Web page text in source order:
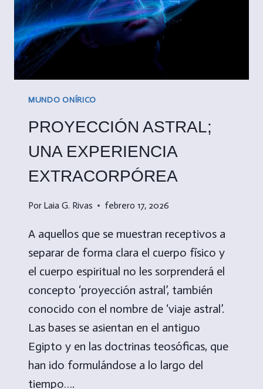
MUNDO ONÍRICO
PROYECCIÓN ASTRAL;
UNA EXPERIENCIA
EXTRACORPÓREA
Por Laia G. Rivas febrero 17, 2026
A aquellos que se muestran receptivos a
separar de forma clara el cuerpo físico y
el cuerpo espiritual no les sorprenderá el
concepto ‘proyección astral’, también
conocido con el nombre de ‘viaje astral’.
Las bases se asientan en el antiguo
Egipto y en las doctrinas teosóficas, que
han ido formulándose a lo largo del
tiempo….